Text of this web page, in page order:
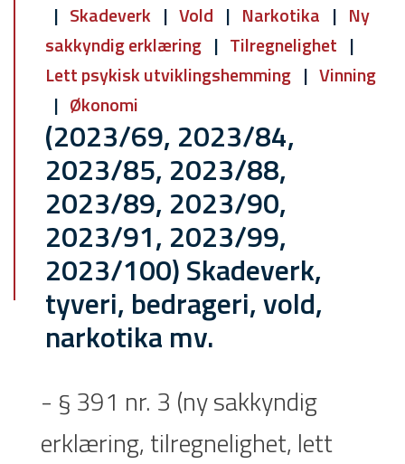
Skadeverk
Vold Narkotika
Ny
sakkyndig erklæring
Tilregnelighet
Lett psykisk utviklingshemming
Vinning
Økonomi
(2023/69, 2023/84,
2023/85, 2023/88,
2023/89, 2023/90,
2023/91, 2023/99,
2023/100) Skadeverk,
tyveri, bedrageri, vold,
narkotika mv.
- § 391 nr. 3 (ny sakkyndig
erklæring, tilregnelighet, lett